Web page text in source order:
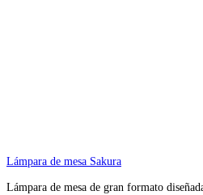
Lámpara de mesa Sakura
Lámpara de mesa de gran formato